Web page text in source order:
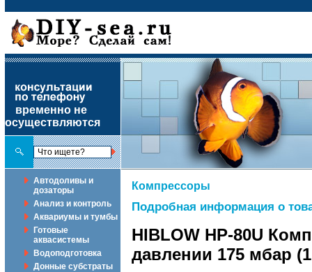
временно не
осуществляются
Автодоливы и
дозаторы
Анализ и контроль
Аквариумы и тумбы
Готовые
аквасистемы
Водоподготовка
Донные субстраты
Компрессоры
Подробная информация о
HIBLOW HP-80U
давлении 175 мбар